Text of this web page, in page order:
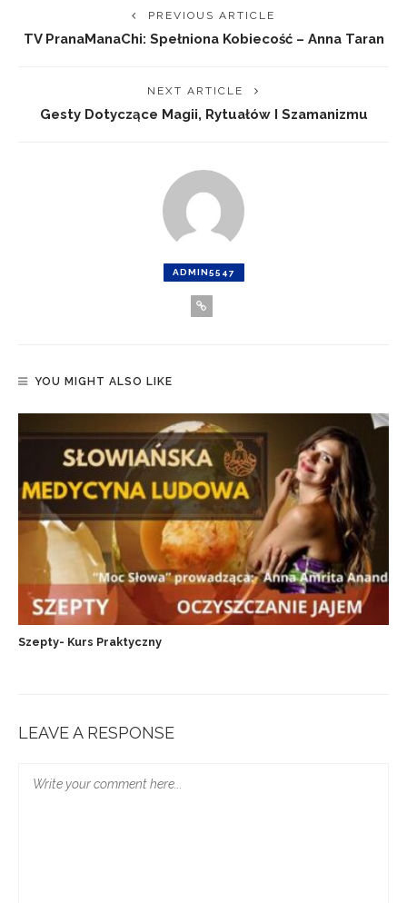
PREVIOUS ARTICLE
TV PranaManaChi: Spełniona Kobiecość – Anna Taran
NEXT ARTICLE
Gesty Dotyczące Magii, Rytuałów I Szamanizmu
ADMIN5547
YOU MIGHT ALSO LIKE
Szepty- Kurs Praktyczny
LEAVE A RESPONSE